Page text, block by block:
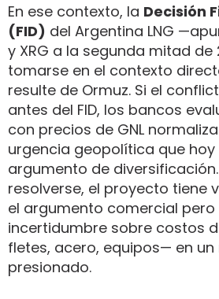
En ese contexto, la Decisión
(FID) del Argentina LNG
y XRG a la segunda mitad
tomarse en el contexto
resulte de Ormuz. Si el
antes del FID, los bancos
con precios de GNL
urgencia geopolítica que hoy
argumento de diversificación.
resolverse, el proyecto tiene
el argumento comercial
incertidumbre sobre costos
fletes, acero, equipos— en
presionado.